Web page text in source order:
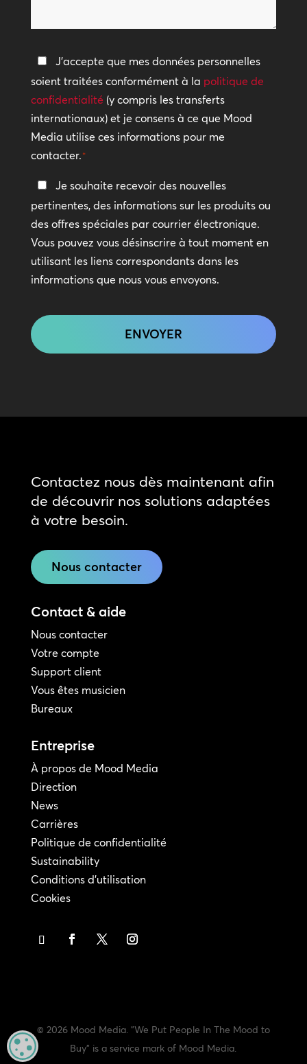
vous
Politique
de
confidentialité
*
J'accepte que mes données personnelles
soient traitées conformément à la politique de
confidentialité (y compris les transferts
internationaux) et je consens à ce que Mood
Media utilise ces informations pour me
contacter.*
Restez
en
contact
Je souhaite recevoir des nouvelles
pertinentes, des informations sur les produits ou
des offres spéciales par courrier électronique.
Vous pouvez vous désinscrire à tout moment en
utilisant les liens correspondants dans les
informations que nous vous envoyons.
Contactez nous dès maintenant afin
de découvrir nos solutions adaptées
à votre besoin.
Nous contacter
Contact & aide
Nous contacter
Votre compte
Support client
Vous êtes musicien
Bureaux
Entreprise
À propos de Mood Media
Direction
News
Carrières
Politique de confidentialité
Sustainability
Conditions d'utilisation
Cookies
© 2026 Mood Media. "We Put People In The Mood to
Buy" is a service mark of Mood Media.
MANAGE PRIVACY